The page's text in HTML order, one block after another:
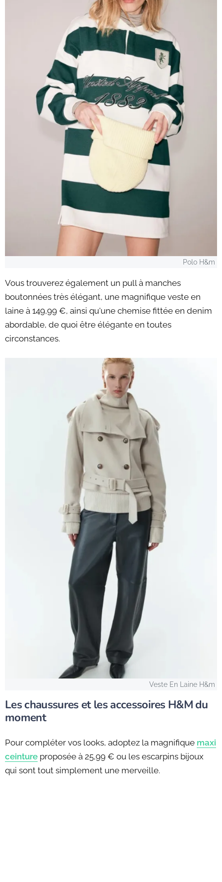
Polo H&m
Vous trouverez également un pull à manches
boutonnées très élégant, une magnifique veste en
laine à 149,99 €, ainsi qu'une chemise fittée en denim
abordable, de quoi être élégante en toutes
circonstances.
Veste En Laine H&m
Les chaussures et les accessoires H&M du
moment
Pour compléter vos looks, adoptez la magnifique maxi
ceinture proposée à 25,99 € ou les escarpins bijoux
qui sont tout simplement une merveille.